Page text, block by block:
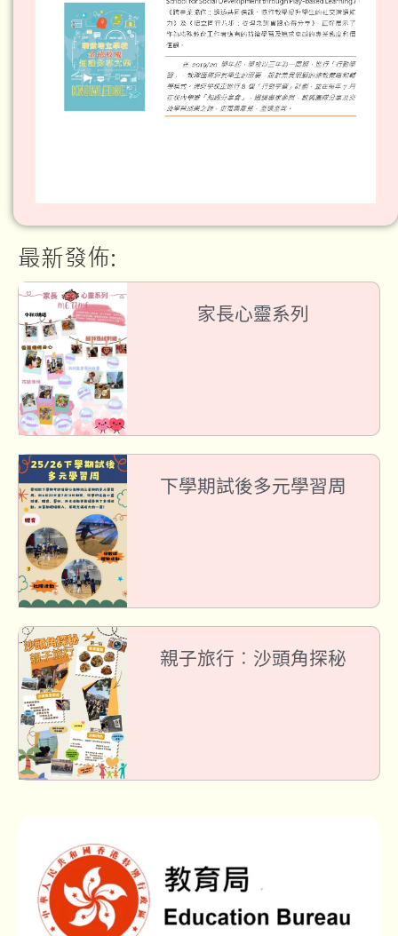
最新發佈:
家長心靈系列
下學期試後多元學習周
親子旅行︰沙頭角探秘